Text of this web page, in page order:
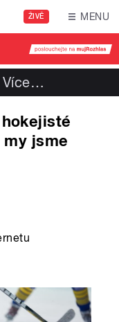
ŽIVĚ MENU
Více…
jsme